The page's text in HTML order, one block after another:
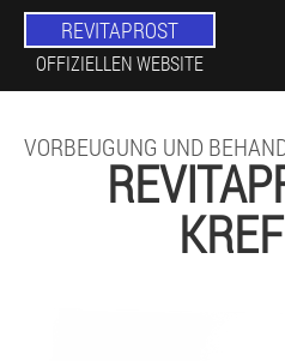
REVITAPROST
OFFIZIELLEN WEBSITE
VORBEUGUNG UND